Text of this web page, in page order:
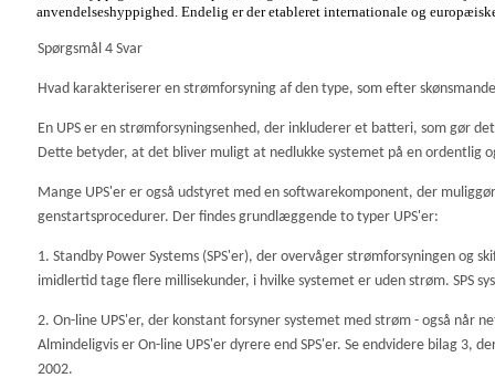
anvendelseshyppighed. Endelig er der etableret internationale og
Spørgsmål 4 Svar
Hvad karakteriserer en strømforsyning af den type, som efter
En UPS er en strømforsyningsenhed, der inkluderer et batteri, som gør
Dette betyder, at det bliver muligt at nedlukke systemet på en ordentlig
Mange UPS'er er også udstyret med en softwarekomponent, der
genstartsprocedurer. Der findes grundlæggende to typer UPS'er:
1. Standby Power Systems (SPS'er), der overvåger strømforsyningen
imidlertid tage flere millisekunder, i hvilke systemet er uden strøm. SPS
2. On-line UPS'er, der konstant forsyner systemet med strøm - også
Almindeligvis er On-line UPS'er dyrere end SPS'er. Se endvidere bilag 3,
2002.